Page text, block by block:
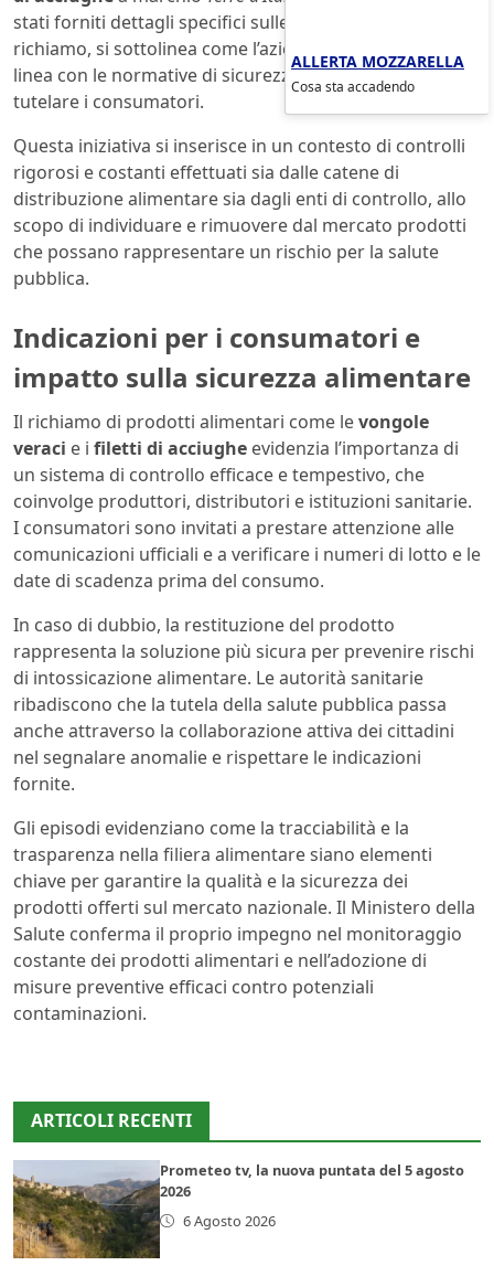
stati forniti dettagli specifici sulle motivazioni del
richiamo, si sottolinea come l’azienda stia operando in
linea con le normative di sicurezza alimentare per
tutelare i consumatori.
Questa iniziativa si inserisce in un contesto di controlli
rigorosi e costanti effettuati sia dalle catene di
distribuzione alimentare sia dagli enti di controllo, allo
scopo di individuare e rimuovere dal mercato prodotti
che possano rappresentare un rischio per la salute
pubblica.
Indicazioni per i consumatori e
impatto sulla sicurezza alimentare
Il richiamo di prodotti alimentari come levongole
veraci e i filetti di acciughe evidenzia l’importanza di
un sistema di controllo efficace e tempestivo, che
coinvolge produttori, distributori e istituzioni sanitarie.
I consumatori sono invitati a prestare attenzione alle
comunicazioni ufficiali e a verificare i numeri di lotto e le
date di scadenza prima del consumo.
In caso di dubbio, la restituzione del prodotto
rappresenta la soluzione più sicura per prevenire rischi
di intossicazione alimentare. Le autorità sanitarie
ribadiscono che la tutela della salute pubblica passa
anche attraverso la collaborazione attiva dei cittadini
nel segnalare anomalie e rispettare le indicazioni
fornite.
Gli episodi evidenziano come la tracciabilità e la
trasparenza nella filiera alimentare siano elementi
chiave per garantire la qualità e la sicurezza dei
prodotti offerti sul mercato nazionale. Il Ministero della
Salute conferma il proprio impegno nel monitoraggio
costante dei prodotti alimentari e nell’adozione di
misure preventive efficaci contro potenziali
contaminazioni.
ARTICOLI RECENTI
Prometeo tv, la nuova puntata del 5 agosto
2026
6 Agosto 2026
ALLERTA MOZZARELLA
Cosa sta accadendo